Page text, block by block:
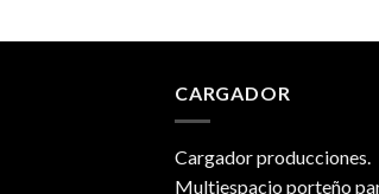
CARGADOR
Cargador producciones.
Multiespacio porteño